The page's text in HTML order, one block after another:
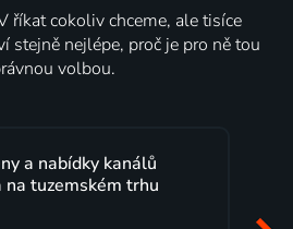
říkat cokoliv chceme, ale tisíce
stejně nejlépe, proč je pro ně tou
volbou.
už několik let s
spokojeností. Velký výběr
nemuset běžet k TV na